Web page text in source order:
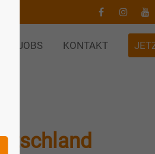
JOBS KONTAKT